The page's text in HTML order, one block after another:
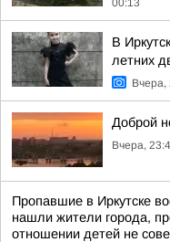
00:13
В
летних
Вчера,
Доброй
Вчера,
Пропавшие в Иркутске
нашли жители города,
отношении детей не